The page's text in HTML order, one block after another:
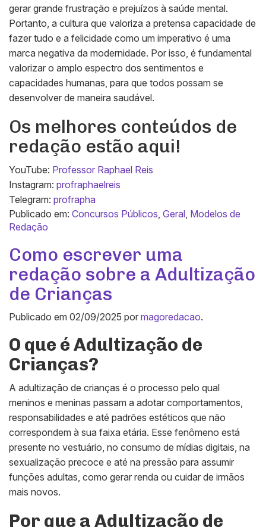
gerar grande frustração e prejuízos à saúde mental.
Portanto, a cultura que valoriza a pretensa capacidade de
fazer tudo e a felicidade como um imperativo é uma
marca negativa da modernidade. Por isso, é fundamental
valorizar o amplo espectro dos sentimentos e
capacidades humanas, para que todos possam se
desenvolver de maneira saudável.
Os melhores conteúdos de
redação estão aqui!
YouTube: Professor Raphael Reis
Instagram: profraphaelreis
Telegram: profrapha
Publicado em: Concursos Públicos Geral Modelos de
Redação
Como escrever uma
redação sobre a Adultização
de Crianças
Publicado em 02/09/2025 por magoredacao.
O que é Adultização de
Crianças?
A adultização de crianças é o processo pelo qual
meninos e meninas passam a adotar comportamentos,
responsabilidades e até padrões estéticos que não
correspondem à sua faixa etária. Esse fenômeno está
presente no vestuário, no consumo de mídias digitais, na
sexualização precoce e até na pressão para assumir
funções adultas, como gerar renda ou cuidar de irmãos
mais novos.
Por que a Adultização de